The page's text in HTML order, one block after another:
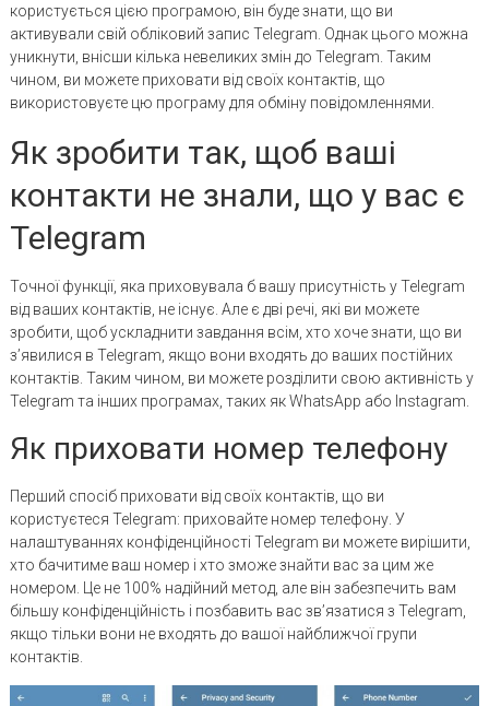
користується цією програмою, він буде знати, що ви
активували свій обліковий запис Telegram. Однак цього можна
уникнути, внісши кілька невеликих змін до Telegram. Таким
чином, ви можете приховати від своїх контактів, що
використовуєте цю програму для обміну повідомленнями.
Як зробити так, щоб ваші
контакти не знали, що у вас є
Telegram
Точної функції, яка приховувала б вашу присутність у Telegram
від ваших контактів, не існує. Але є дві речі, які ви можете
зробити, щоб ускладнити завдання всім, хто хоче знати, що ви
з’явилися в Telegram, якщо вони входять до ваших постійних
контактів. Таким чином, ви можете розділити свою активність у
Telegram та інших програмах, таких як WhatsApp або Instagram.
Як приховати номер телефону
Перший спосіб приховати від своїх контактів, що ви
користуєтеся Telegram: приховайте номер телефону. У
налаштуваннях конфіденційності Telegram ви можете вирішити,
хто бачитиме ваш номер і хто зможе знайти вас за цим же
номером. Це не 100% надійний метод, але він забезпечить вам
більшу конфіденційність і позбавить вас зв’язатися з Telegram,
якщо тільки вони не входять до вашої найближчої групи
контактів.